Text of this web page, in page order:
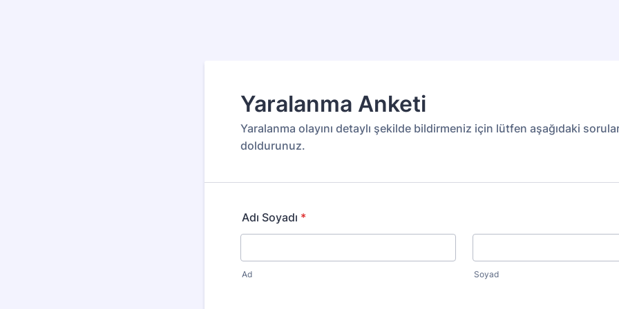
Yaralanma Anketi
Yaralanma olayını detaylı şekilde bildirmeniz için lütfen aşağıdaki
doldurunuz.
Adı Soyadı *
Ad Soyad